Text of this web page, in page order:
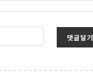
댓글달기